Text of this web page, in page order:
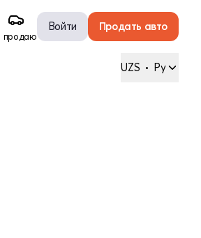
продаю
Войти Продать авто
UZS • Ру